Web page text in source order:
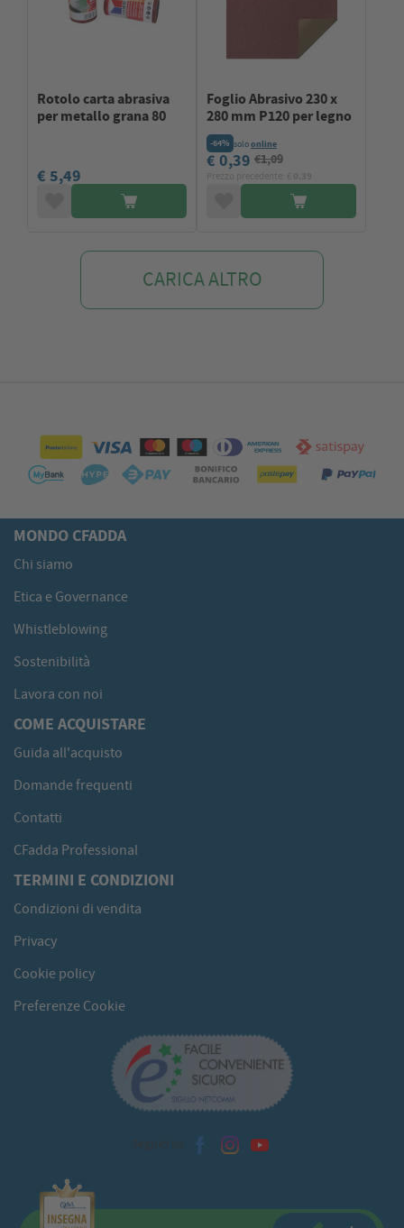
Rotolo carta abrasiva
per metallo grana 80
€ 5,49
Foglio Abrasivo 230 x
280 mm P120 per legno
-64% soloonline
€ 0,39 €1,09
CARICA ALTRO
MONDO CFADDA
Chi siamo
Etica e Governance
Whistleblowing
Sostenibilità
Lavora con noi
COME ACQUISTARE
Guida all'acquisto
Domande frequenti
Contatti
CFadda Professional
TERMINI E CONDIZIONI
Condizioni di vendita
Privacy
Cookie policy
Preferenze Cookie
Seguici su